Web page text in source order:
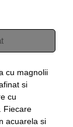
cu magnolii
si
cu
. Fiecare
acuarela si